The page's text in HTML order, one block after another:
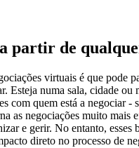
partir de
virtuais é que pode
Esteja numa sala, cidade ou
com quem está a negociar -
as negociações muito mais
e gerir. No entanto, esses
direto no processo de